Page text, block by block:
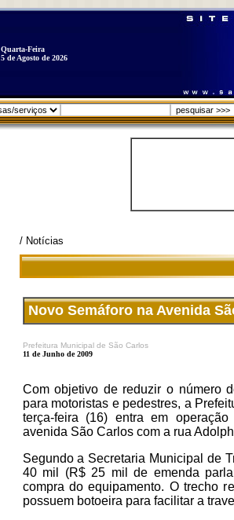
Quarta-Feira
5 de Agosto de 2026
/ Notícias
Novo Semáforo na Avenida
Prefeitura Municipal de São Carlos
11 de Junho de 2009
Com objetivo de reduzir o número
para motoristas e pedestres, a
terça-feira (16) entra em
avenida São Carlos com a rua
Segundo a Secretaria Municipal de
40 mil (R$ 25 mil de emenda
compra do equipamento. O trecho
possuem botoeira para facilitar a